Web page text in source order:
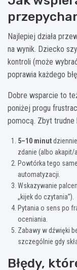
Najlepiej działa
na wynik. Dziecko
kontroli (może
poprawia każdego
Dobre wsparcie to
poniżej progu
pomocą. Zbyt trudne
5–10 minut
zdanie (albo akapit/
Powtórka tego
automatyzacji.
Wskazywanie
„kijek do czytania”).
Pytania o sens po
oceniania.
Zabawy w dźwięki
szczególnie gdy
Błędy,